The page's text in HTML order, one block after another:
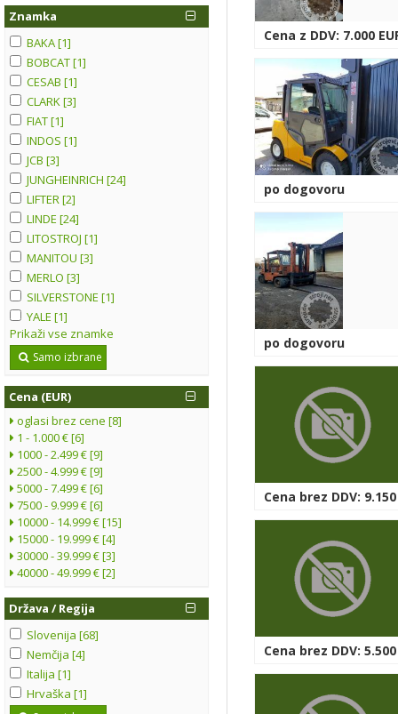
Znamka
BAKA [1]
BOBCAT [1]
CESAB [1]
CLARK [3]
FIAT [1]
INDOS [1]
JCB [3]
JUNGHEINRICH [24]
LIFTER [2]
LINDE [24]
LITOSTROJ [1]
MANITOU [3]
MERLO [3]
SILVERSTONE [1]
YALE [1]
Prikaži vse znamke
Samo izbrane
Cena (EUR)
oglasi brez cene [8]
1 - 1.000 € [6]
1000 - 2.499 € [9]
2500 - 4.999 € [9]
5000 - 7.499 € [6]
7500 - 9.999 € [6]
10000 - 14.999 € [15]
15000 - 19.999 € [4]
30000 - 39.999 € [3]
40000 - 49.999 € [2]
Država / Regija
Slovenija [68]
Nemčija [4]
Italija [1]
Hrvaška [1]
Cena z DDV: 7.000
po dogovoru
po dogovoru
Cena brez DDV: 9.150
Cena brez DDV: 5.500